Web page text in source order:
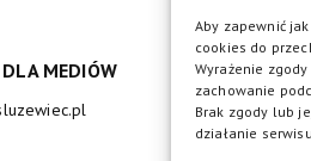
Aby zapewnić
cookies do
Wyrażenie
zachowanie
Brak zgody lub
działanie
MEDIÓW